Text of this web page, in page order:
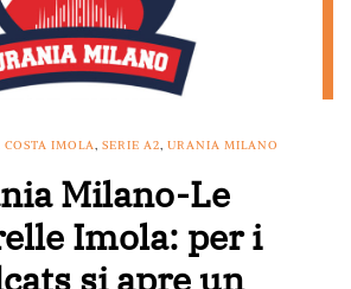
IMOLA, SERIE A2, URANIA MILANO
Milano-Le
Imola: per i
si apre un